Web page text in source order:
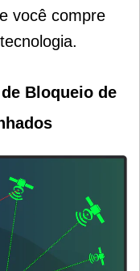
você compre
Bloqueio de